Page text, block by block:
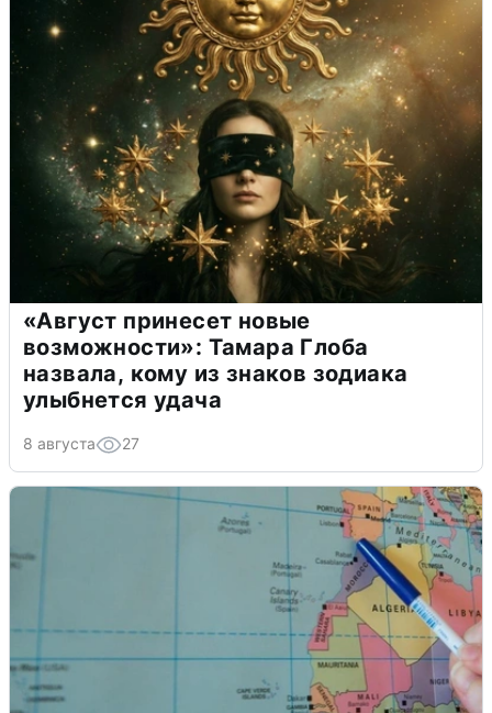
«Август принесет новые
возможности»: Тамара Глоба
назвала, кому из знаков зодиака
улыбнется удача
8 августа 27